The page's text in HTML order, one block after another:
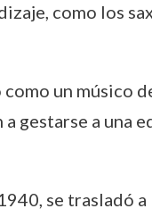
como los
un músico
gestarse a una
se trasladó